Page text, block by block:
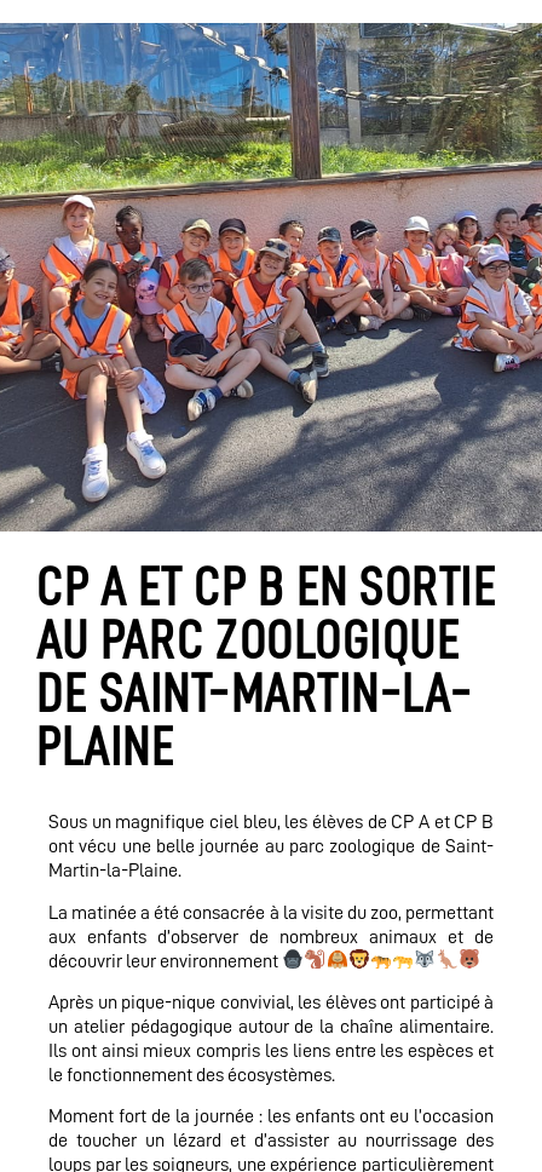
CP A ET CP B EN SORTIE
AU PARC ZOOLOGIQUE
DE SAINT-MARTIN-LA-
PLAINE
Sous un magnifique ciel bleu, les élèves de CP A et CP B
ont vécu une belle journée au parc zoologique de Saint-
Martin-la-Plaine.
La matinée a été consacrée à la visite du zoo, permettant
aux enfants d’observer de nombreux animaux et de
découvrir leur environnement
Après un pique-nique convivial, les élèves ont participé à
un atelier pédagogique autour de la chaîne alimentaire.
Ils ont ainsi mieux compris les liens entre les espèces et
le fonctionnement des écosystèmes.
Moment fort de la journée : les enfants ont eu l’occasion
de toucher un lézard et d’assister au nourrissage des
loups par les soigneurs, une expérience particulièrement